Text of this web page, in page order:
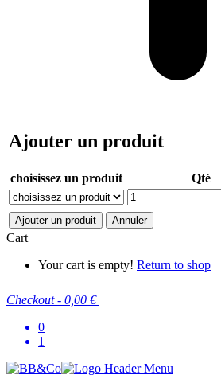
Ajouter un produit
choisissez un produit Qté
Ajouter un produit Annuler
Cart
Your cart is empty! Return to shop
Checkout - 0,00 €
0
1